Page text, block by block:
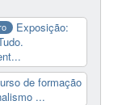
Exposição:
de formação
...